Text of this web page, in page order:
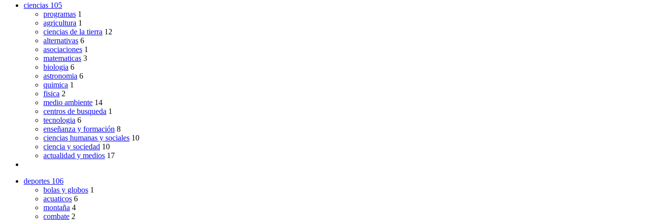
ciencias 105
programas 1
agricultura 1
ciencias de la tierra 12
alternativas 6
asociaciones 1
matematicas 3
biologia 6
astronomia 6
quimica 1
fisica 2
medio ambiente 14
centros de busqueda 1
tecnologia 6
enseñanza y formación 8
ciencias humanas y sociales 10
ciencia y sociedad 10
actualidad y medios 17
deportes 106
bolas y globos 1
acuaticos 6
montaña 4
combate 2